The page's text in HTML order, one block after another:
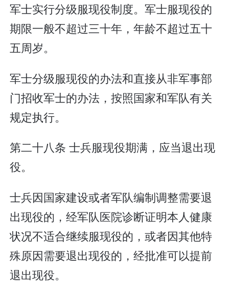
军士实行分级服现役制度。军士服现役的
期限一般不超过三十年，年龄不超过五十
五周岁。
军士分级服现役的办法和直接从非军事部
门招收军士的办法，按照国家和军队有关
规定执行。
第二十八条 士兵服现役期满，应当退出现
役。
士兵因国家建设或者军队编制调整需要退
出现役的，经军队医院诊断证明本人健康
状况不适合继续服现役的，或者因其他特
殊原因需要退出现役的，经批准可以提前
退出现役。